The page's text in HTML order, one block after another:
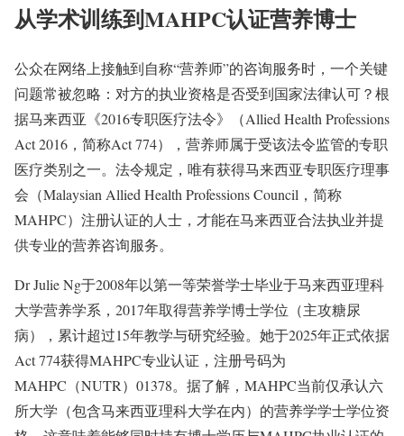
从学术训练到MAHPC认证营养博士
公众在网络上接触到自称“营养师”的咨询服务时，一个关键
问题常被忽略：对方的执业资格是否受到国家法律认可？根
据马来西亚《2016专职医疗法令》（Allied Health Professions
Act 2016，简称Act 774），营养师属于受该法令监管的专职
医疗类别之一。法令规定，唯有获得马来西亚专职医疗理事
会（Malaysian Allied Health Professions Council，简称
MAHPC）注册认证的人士，才能在马来西亚合法执业并提
供专业的营养咨询服务。
Dr Julie Ng于2008年以第一等荣誉学士毕业于马来西亚理科
大学营养学系，2017年取得营养学博士学位（主攻糖尿
病），累计超过15年教学与研究经验。她于2025年正式依据
Act 774获得MAHPC专业认证，注册号码为
MAHPC（NUTR）01378。据了解，MAHPC当前仅承认六
所大学（包含马来西亚理科大学在内）的营养学学士学位资